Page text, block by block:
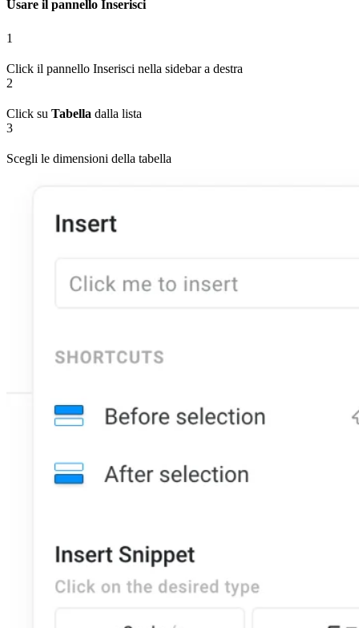
Usare il pannello Inserisci
1
Click il pannello Inserisci nella sidebar a destra
2
Click su Tabella dalla lista
3
Scegli le dimensioni della tabella